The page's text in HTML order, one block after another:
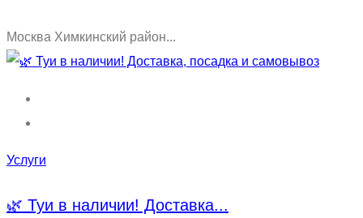
Москва Химкинский район...
Услуги
🌿 Туи в наличии! Доставка...